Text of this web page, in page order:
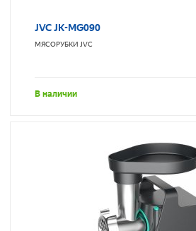
JVC JK-MG090
МЯСОРУБКИ JVC
В наличии